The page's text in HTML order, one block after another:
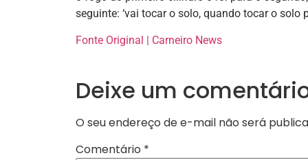
seguinte: ‘vai tocar o solo, quando tocar o solo
Fonte Original | Carneiro News
Deixe um
O seu endereço de e-mail não será
Comentário *